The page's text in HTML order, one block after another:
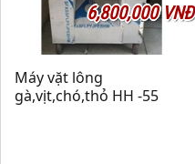
6,800,000 VNĐ
Máy vặt lông
gà,vịt,chó,thỏ HH -55